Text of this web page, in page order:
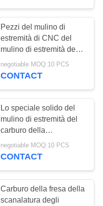
Pezzi del mulino di
estremità di CNC del
mulino di estremità del
carburo del tornio di
CNC della fresa della
scanalatura T
negotiable MOQ:10 PCS
CONTACT
Lo speciale solido del
mulino di estremità del
carburo della
scanalatura di alta
precisione T della fresa
negotiable MOQ:10 PCS
CONTACT
Carburo della fresa della
scanalatura degli